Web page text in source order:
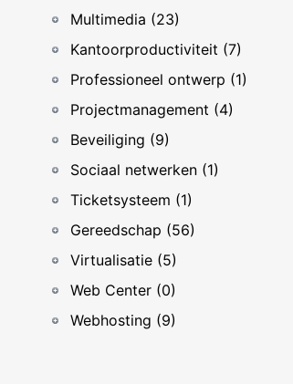
Multimedia (23)
Kantoorproductiviteit (7)
Professioneel ontwerp (1)
Projectmanagement (4)
Beveiliging (9)
Sociaal netwerken (1)
Ticketsysteem (1)
Gereedschap (56)
Virtualisatie (5)
Web Center (0)
Webhosting (9)